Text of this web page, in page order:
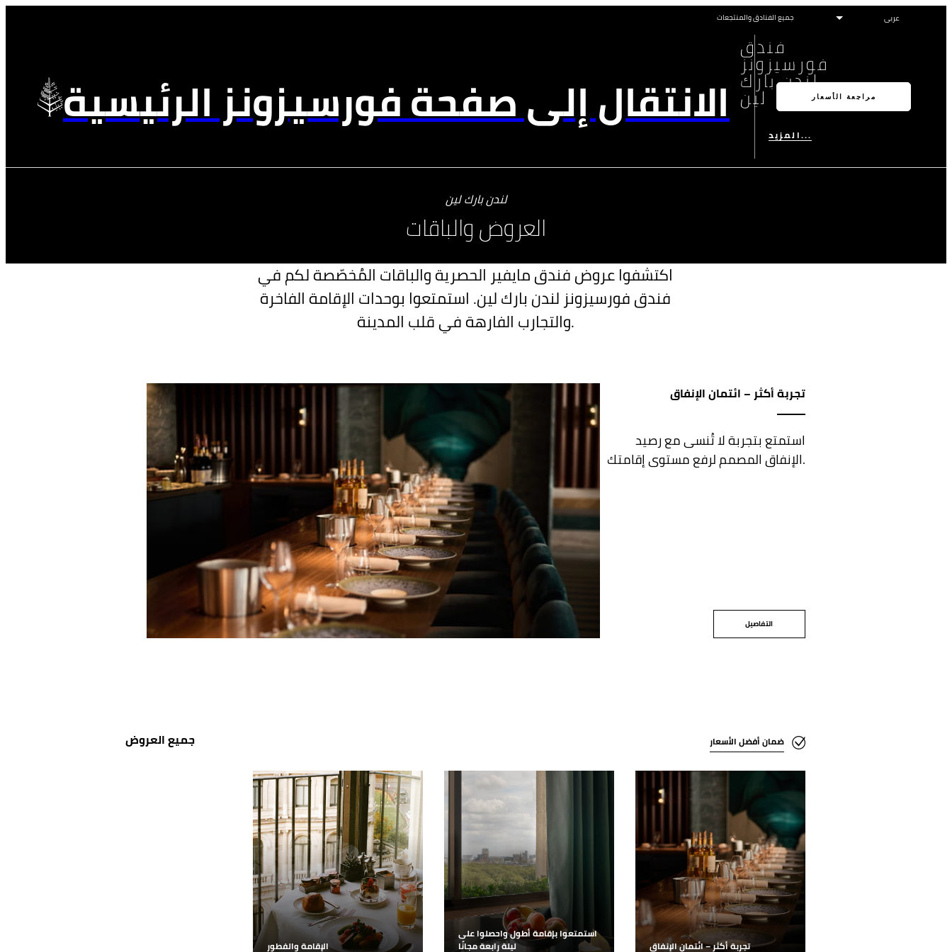
جميع الفنادق والمنتجعات
الانتقال إلى صفحة فورسيزونز الرئيسية
فندق
فورسيزونز
لندن بارك
لين
المزيد...
مراجعة الأسعار
لندن بارك لين
العروض والباقات
اكتشفوا عروض فندق مايفير الحصرية والباقات المُخصّصة لكم في
فندق فورسيزونز لندن بارك لين. استمتعوا بوحدات الإقامة الفاخرة
والتجارب الفارهة في قلب المدينة.
تجربة أكثر – ائتمان الإنفاق
استمتع بتجربة لا تُنسى مع رصيد
الإنفاق المصمم لرفع مستوى إقامتك.
التفاصيل
جميع العروض ضمان أفضل الأسعار
تجربة أكثر – ائتمان الإنفاق
استمتعوا بإقامة أطول واحصلوا على
ليلة رابعة مجانًا الإقامة والفطور